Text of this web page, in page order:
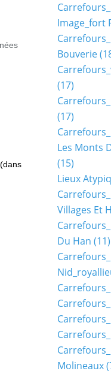
Image_fort
Bouverie
(17)
(17)
Les Monts
(15)
Lieux
Villages Et
Du Han (11)
Molineaux